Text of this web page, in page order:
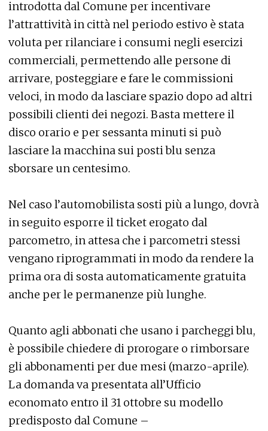
introdotta dal Comune per incentivare
l’attrattività in città nel periodo estivo è stata
voluta per rilanciare i consumi negli esercizi
commerciali, permettendo alle persone di
arrivare, posteggiare e fare le commissioni
veloci, in modo da lasciare spazio dopo ad altri
possibili clienti dei negozi. Basta mettere il
disco orario e per sessanta minuti si può
lasciare la macchina sui posti blu senza
sborsare un centesimo.
Nel caso l’automobilista sosti più a lungo, dovrà
in seguito esporre il ticket erogato dal
parcometro, in attesa che i parcometri stessi
vengano riprogrammati in modo da rendere la
prima ora di sosta automaticamente gratuita
anche per le permanenze più lunghe.
Quanto agli abbonati che usano i parcheggi blu,
è possibile chiedere di prorogare o rimborsare
gli abbonamenti per due mesi (marzo-aprile).
La domanda va presentata all’Ufficio
economato entro il 31 ottobre su modello
predisposto dal Comune –